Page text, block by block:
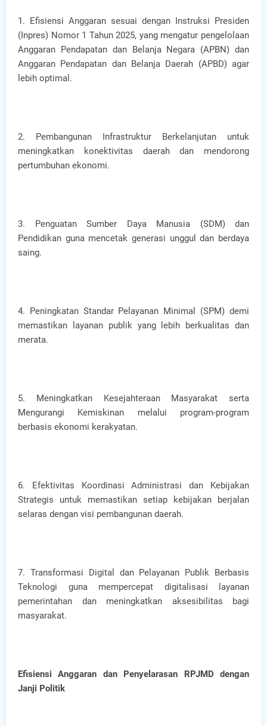
1. Efisiensi Anggaran sesuai dengan Instruksi Presiden
(Inpres) Nomor 1 Tahun 2025, yang mengatur pengelolaan
Anggaran Pendapatan dan Belanja Negara (APBN) dan
Anggaran Pendapatan dan Belanja Daerah (APBD) agar
lebih optimal.
2. Pembangunan Infrastruktur Berkelanjutan untuk
meningkatkan konektivitas daerah dan mendorong
pertumbuhan ekonomi.
3. Penguatan Sumber Daya Manusia (SDM) dan
Pendidikan guna mencetak generasi unggul dan berdaya
saing.
4. Peningkatan Standar Pelayanan Minimal (SPM) demi
memastikan layanan publik yang lebih berkualitas dan
merata.
5. Meningkatkan Kesejahteraan Masyarakat serta
Mengurangi Kemiskinan melalui program-program
berbasis ekonomi kerakyatan.
6. Efektivitas Koordinasi Administrasi dan Kebijakan
Strategis untuk memastikan setiap kebijakan berjalan
selaras dengan visi pembangunan daerah.
7. Transformasi Digital dan Pelayanan Publik Berbasis
Teknologi guna mempercepat digitalisasi layanan
pemerintahan dan meningkatkan aksesibilitas bagi
masyarakat.
Efisiensi Anggaran dan Penyelarasan RPJMD dengan
Janji Politik